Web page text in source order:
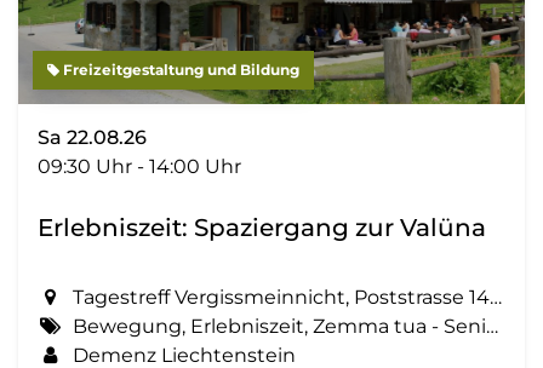
Freizeitgestaltung und Bildung
Sa 22.08.26
09:30 Uhr - 14:00 Uhr
Erlebniszeit: Spaziergang zur Valüna
Tagestreff Vergissmeinnicht, Poststrasse 14 in Schaan
Bewegung, Erlebniszeit, Zemma tua - Senioren gemeinsam aktiv, Spaziergang, Geselligkeit
Demenz Liechtenstein